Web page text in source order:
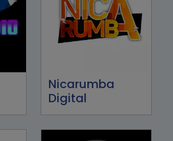
Nicarumba
Digital